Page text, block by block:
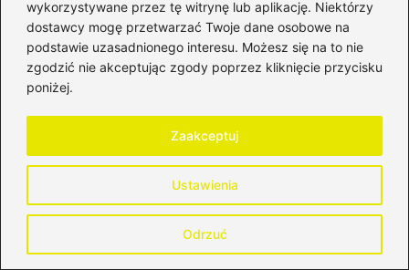
wykorzystywane przez tę witrynę lub aplikację. Niektórzy
dostawcy mogę przetwarzać Twoje dane osobowe na
podstawie uzasadnionego interesu. Możesz się na to nie
zgodzić nie akceptując zgody poprzez kliknięcie przycisku
poniżej.
Ustawienia
Odrzuć
Zaakceptuj
→
Najlepsze oferty lokat 3-miesięcznych – sprawdź,
jakie jest oprocentowanie!
Dodaj komentarz
Twój adres email nie zostanie opublikowany.
Wymagane pola są oznaczone
Komentarz*